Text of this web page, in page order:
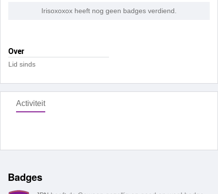
Irisoxoxox heeft nog geen badges verdiend.
Over
Lid sinds
Activiteit
Badges